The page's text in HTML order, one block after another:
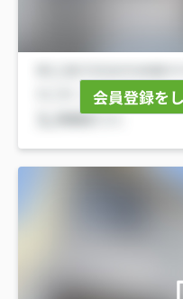
会員登録を